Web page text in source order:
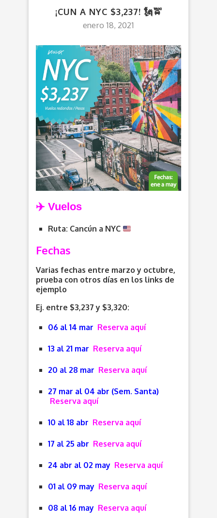
¡CUN A NYC $3,237! 🗽🚖
enero 18, 2021
✈️ Vuelos
Ruta: Cancún a NYC
Fechas
Varias fechas entre marzo y octubre,
prueba con otros días en los links de
ejemplo
Ej. entre $3,237 y $3,320:
06 al 14 mar Reserva aquí
13 al 21 mar Reserva aquí
20 al 28 mar Reserva aquí
27 mar al 04 abr (Sem. Santa)
Reserva aquí
10 al 18 abr Reserva aquí
17 al 25 abr Reserva aquí
24 abr al 02 may Reserva aquí
01 al 09 may Reserva aquí
08 al 16 may Reserva aquí